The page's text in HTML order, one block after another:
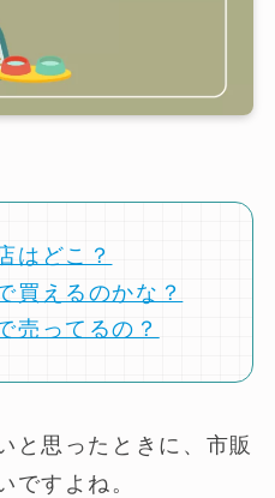
はどこ？
買えるのかな？
売ってるの？
と思ったときに、市販
ですよね。